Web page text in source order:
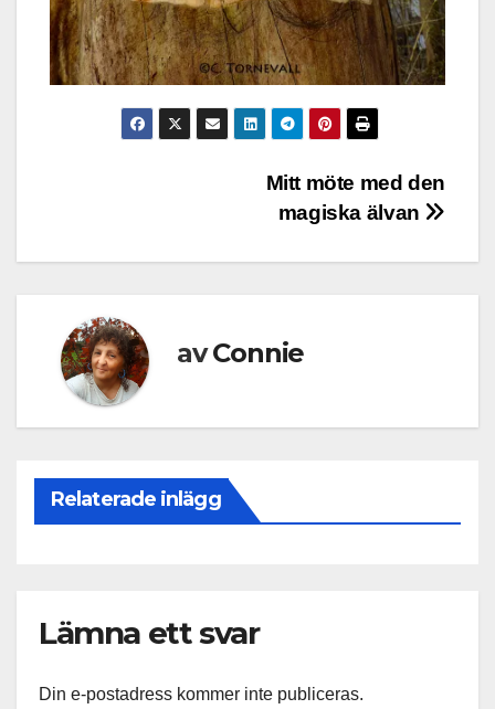
InläggsnavigeringMitt möte med den
magiska älvan
avConnie
Relaterade inlägg
Lämna ett svar
Din e-postadress kommer inte publiceras.